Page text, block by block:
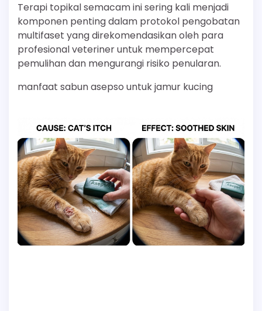
Terapi topikal semacam ini sering kali menjadi
komponen penting dalam protokol pengobatan
multifaset yang direkomendasikan oleh para
profesional veteriner untuk mempercepat
pemulihan dan mengurangi risiko penularan.
manfaat sabun asepso untuk jamur kucing